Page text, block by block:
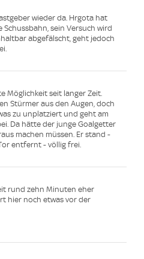
wieder da. Hrgota hat
sein Versuch wird
abgefälscht, geht jedoch
Möglichkeit seit langer Zeit.
Stürmer aus den Augen, doch
zu unplatziert und geht am
Da hätte der junge Goalgetter
machen müssen. Er stand -
entfernt - völlig frei.
rund zehn Minuten eher
hier noch etwas vor der